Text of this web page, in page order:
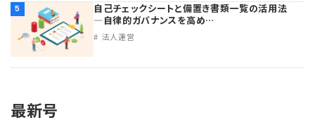
5
自己チェックシートと備置き書類一覧の活用法
―自律的ガバナンスを高め…
法人運営
最新号